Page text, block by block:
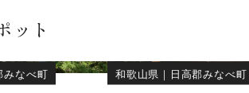
ット
みなべ町
和歌山県 ｜ 日高郡みなべ町